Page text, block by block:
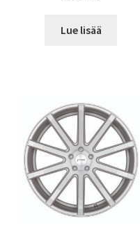
Lue lisää